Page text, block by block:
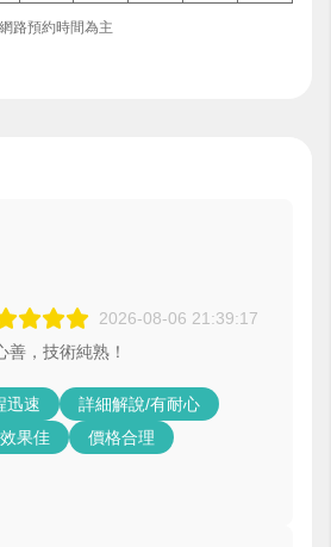
路預約時間為主
2026-08-06 21:39:17
善，技術純熟！
迅速
詳細解說/有耐心
果佳
價格合理